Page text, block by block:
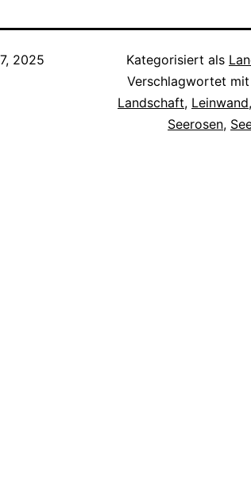
2025
Kategorisiert als
Verschlagwortet mit
Landschaft, Leinwand,
Seerosen,